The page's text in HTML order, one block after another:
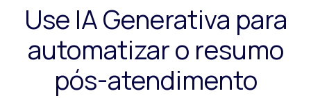
Use IA Generativa para
automatizar o resumo
pós-atendimento